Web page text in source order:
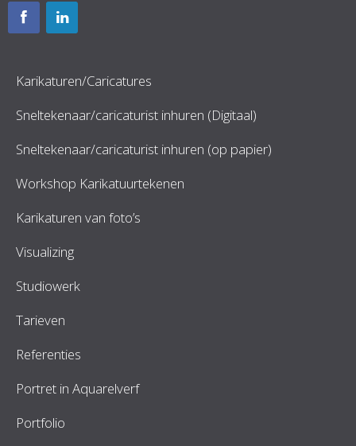
Karikaturen/Caricatures
Sneltekenaar/caricaturist inhuren (Digitaal)
Sneltekenaar/caricaturist inhuren (op papier)
Workshop Karikatuurtekenen
Karikaturen van foto’s
Visualizing
Studiowerk
Tarieven
Referenties
Portret in Aquarelverf
Portfolio